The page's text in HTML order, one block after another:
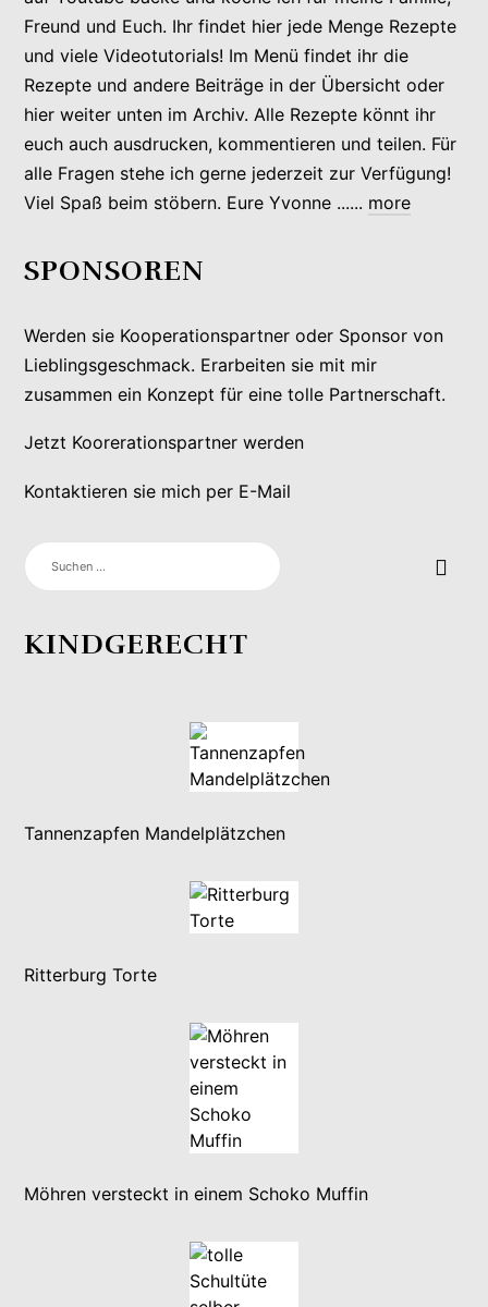
Freund und Euch. Ihr findet hier jede Menge Rezepte
und viele Videotutorials! Im Menü findet ihr die
Rezepte und andere Beiträge in der Übersicht oder
hier weiter unten im Archiv. Alle Rezepte könnt ihr
euch auch ausdrucken, kommentieren und teilen. Für
alle Fragen stehe ich gerne jederzeit zur Verfügung!
Viel Spaß beim stöbern. Eure Yvonne ...... more
SPONSOREN
Werden sie Kooperationspartner oder Sponsor von
Lieblingsgeschmack. Erarbeiten sie mit mir
zusammen ein Konzept für eine tolle Partnerschaft.
Jetzt Koorerationspartner werden
Kontaktieren sie mich per E-Mail
SUCHEN
NACH:
KINDGERECHT
Tannenzapfen Mandelplätzchen
Ritterburg Torte
Möhren versteckt in einem Schoko Muffin